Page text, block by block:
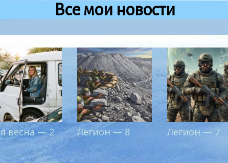
Все мои новости
весна — 2 Легион — 8 Легион — 7